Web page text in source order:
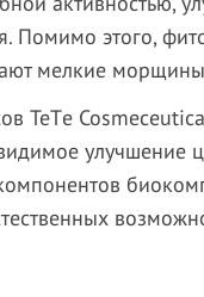
Помимо этого,
мелкие
TeTе
улучшение